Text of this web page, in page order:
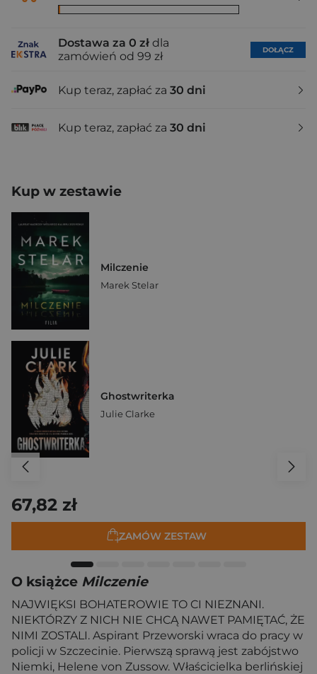
Dostawa za 0 zł dla
zamówień od 99 zł
DOŁĄCZ
Kup teraz, zapłać za 30 dni
Kup teraz, zapłać za 30 dni
Kup w zestawie
Milczenie
Marek Stelar
Ghostwriterka
Julie Clarke
67,82 zł
ZAMÓW ZESTAW
O książce Milczenie
NAJWIĘKSI BOHATEROWIE TO CI NIEZNANI.
NIEKTÓRZY Z NICH NIE CHCĄ NAWET PAMIĘTAĆ, ŻE
NIMI ZOSTALI. Aspirant Przeworski wraca do pracy w
policji w Szczecinie. Pierwszą sprawą jest zabójstwo
Niemki, Helene von Zussow. Właścicielka berlińskiej